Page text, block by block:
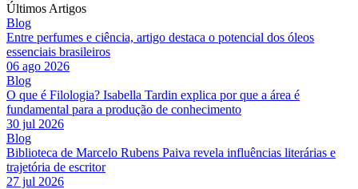
Últimos Artigos
Blog
Entre perfumes e ciência, artigo destaca o potencial dos óleos
essenciais brasileiros
06 ago 2026
Blog
O que é Filologia? Isabella Tardin explica por que a área é
fundamental para a produção de conhecimento
30 jul 2026
Blog
Biblioteca de Marcelo Rubens Paiva revela influências literárias e
trajetória de escritor
27 jul 2026